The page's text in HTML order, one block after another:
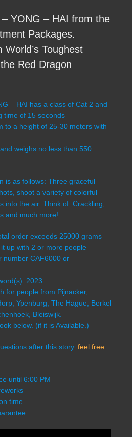
YONG – HAI from the
Packages.
Toughest
Red Dragon
– HAI has a class of Cat 2 and
time of 15 seconds
to a height of 25-30 meters with
weighs no less than 550
is as follows: Three graceful
shoot a variety of colorful
into the air. Think of: Crackling,
and much more!
order exceeds 25000 grams
up with 2 or more people
number CAF6000 or
2023
for people from Pijnacker,
Ypenburg, The Hague, Berkel
Bleiswijk.
below. (if it is Available.)
after this story. feel free
until 6:00 PM
time